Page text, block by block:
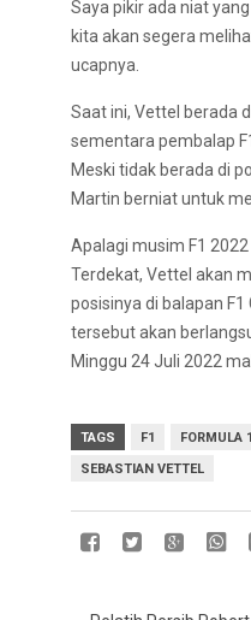
Saya pikir ada niat
kita akan segera
ucapnya.
Saat ini, Vettel berada
sementara pembalap
Meski tidak berada di
Martin berniat untuk
Apalagi musim F1
Terdekat, Vettel akan
posisinya di balapan F1
tersebut akan
Minggu 24 Juli 2022
TAGS F1 FORMULA 1
SEBASTIAN VETTEL